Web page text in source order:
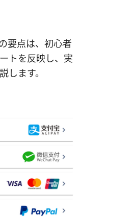
要点は、初心者
トを反映し、実
します。